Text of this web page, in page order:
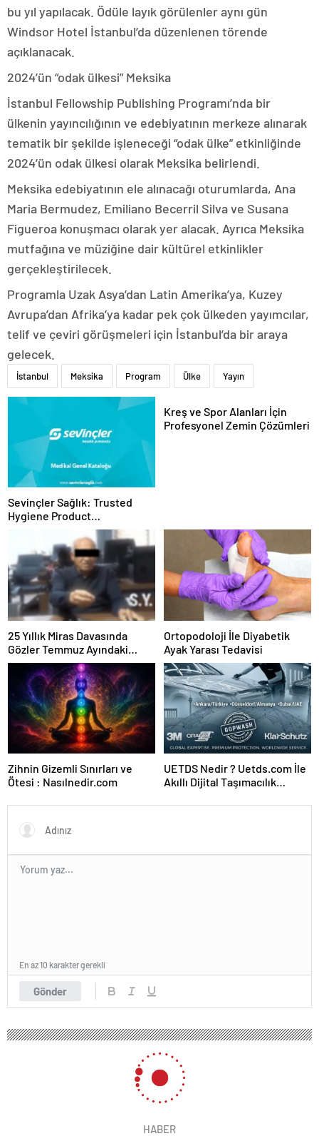
bu yıl yapılacak. Ödüle layık görülenler aynı gün
Windsor Hotel İstanbul’da düzenlenen törende
açıklanacak.
2024’ün “odak ülkesi” Meksika
İstanbul Fellowship Publishing Programı’nda bir
ülkenin yayıncılığının ve edebiyatının merkeze alınarak
tematik bir şekilde işleneceği “odak ülke” etkinliğinde
2024’ün odak ülkesi olarak Meksika belirlendi.
Meksika edebiyatının ele alınacağı oturumlarda, Ana
Maria Bermudez, Emiliano Becerril Silva ve Susana
Figueroa konuşmacı olarak yer alacak. Ayrıca Meksika
mutfağına ve müziğine dair kültürel etkinlikler
gerçekleştirilecek.
Programla Uzak Asya’dan Latin Amerika’ya, Kuzey
Avrupa’dan Afrika’ya kadar pek çok ülkeden yayımcılar,
telif ve çeviri görüşmeleri için İstanbul’da bir araya
gelecek.
İstanbul Meksika Program Ülke Yayın
Sevinçler Sağlık: Trusted
Hygiene Product
Manufacturer in Turkey
Kreş ve Spor Alanları İçin
Profesyonel Zemin Çözümleri
25 Yıllık Miras Davasında
Gözler Temmuz Ayındaki
Karar Duruşmasına Çevrildi
Ortopodoloji İle Diyabetik
Ayak Yarası Tedavisi
Zihnin Gizemli Sınırları ve
Ötesi : Nasılnedir.com
UETDS Nedir ? Uetds.com İle
Akıllı Dijital Taşımacılık
Gönder
En az 10 karakter gerekli
HABER